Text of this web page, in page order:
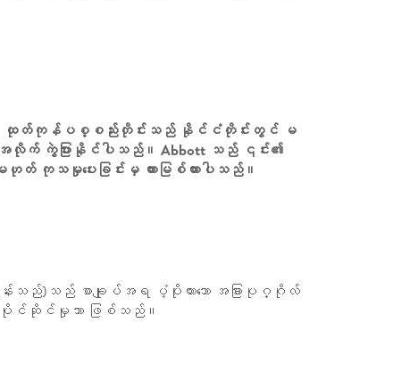
ထုတ်ကုန်ပစ္စည်းတိုင်းသည် နိုင်ငံတိုင်းတွင် မ
က် ကွဲပြားနိုင်ပါသည်။ Abbott သည် ၎င်း၏
ကုသမှုပေးခြင်းမှ တားမြစ်ထားပါသည်။
)သည် စာချုပ်အရ ပံ့ပိုးထားသော အခြားပုဂ္ဂိုလ်
ပိုင်ဆိုင်မှုသာ ဖြစ်သည်။